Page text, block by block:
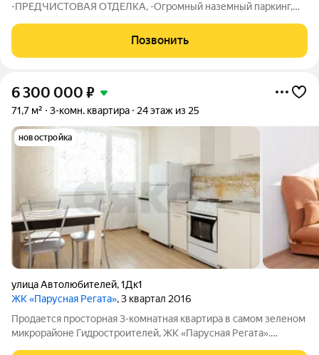
-ПРЕДЧИСТОВАЯ ОТДЕЛКА, -Огромный наземный паркинг,
-Дизайнерские входные группы, -Рядом лесопарк и река
Кубань, -Недалеко парк солнечный
Позвонить
6 300 000 ₽
71,7 м² 3-комн. квартира 24 этаж из 25
новостройка
улица Автолюбителей,1Дк1
ЖК «Парусная Регата», 3 квартал 2016
Продается просторная 3-комнатная квартира в самом зеленом
микрорайоне Гидростроителей, ЖК «Парусная Регата».